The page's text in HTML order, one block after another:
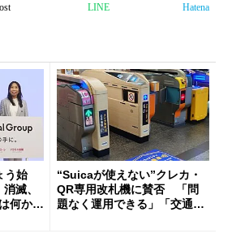
LINE Hatena
う始
滅、
何か解
“Suicaが使えない”クレカ・
QR専用改札機に賛否 「問
題なく運用できる」「交通系I